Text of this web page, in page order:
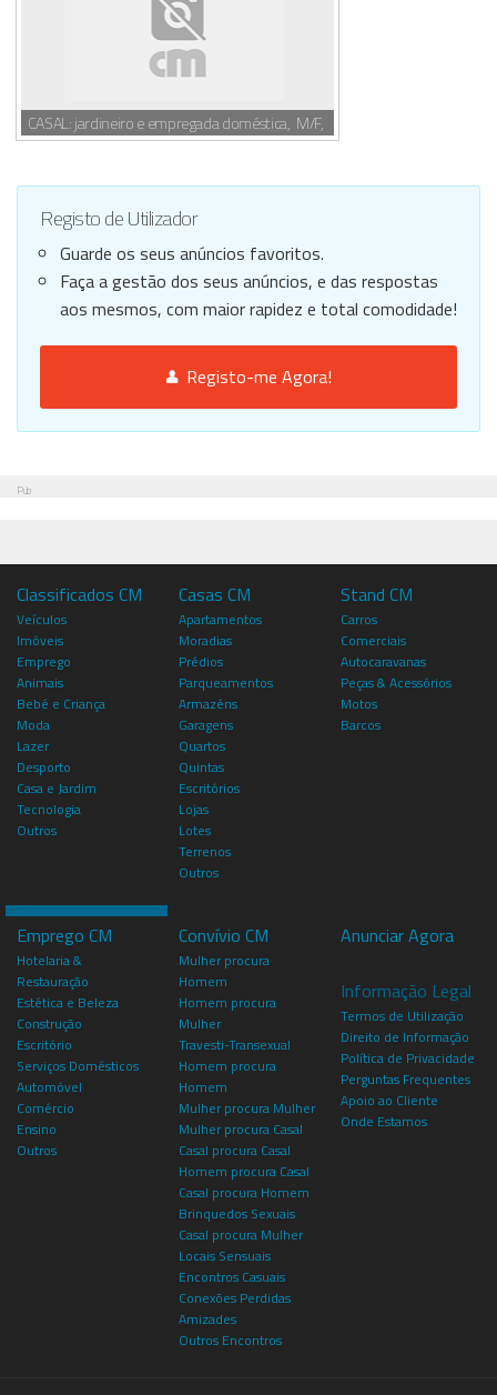
CASAL: jardineiro e empregada doméstica, M/F,
Registo de Utilizador
Guarde os seus anúncios favoritos.
Faça a gestão dos seus anúncios, e das respostas
aos mesmos, com maior rapidez e total comodidade!
Registo-me Agora!
Pub
Classificados CM
Veículos
Imóveis
Emprego
Animais
Bebé e Criança
Moda
Lazer
Desporto
Casa e Jardim
Tecnologia
Outros
Casas CM
Apartamentos
Moradias
Prédios
Parqueamentos
Armazéns
Garagens
Quartos
Quintas
Escritórios
Lojas
Lotes
Terrenos
Outros
Stand CM
Carros
Comerciais
Autocaravanas
Peças & Acessórios
Motos
Barcos
Emprego CM
Hotelaria &
Restauração
Estética e Beleza
Construção
Escritório
Serviços Domésticos
Automóvel
Comércio
Ensino
Outros
Convívio CM
Mulher procura
Homem
Homem procura
Mulher
Travesti-Transexual
Homem procura
Homem
Mulher procura Mulher
Mulher procura Casal
Casal procura Casal
Homem procura Casal
Casal procura Homem
Brinquedos Sexuais
Casal procura Mulher
Locais Sensuais
Encontros Casuais
Conexões Perdidas
Amizades
Outros Encontros
Anunciar Agora
Informação Legal
Termos de Utilização
Direito de Informação
Política de Privacidade
Perguntas Frequentes
Apoio ao Cliente
Onde Estamos